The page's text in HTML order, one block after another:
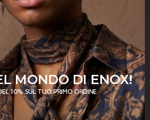
oversize
questa creazione dal
e importante.
Squadrato
Degradè
10% SUL TUO PRIMO ORDINE
MONDO DI ENOX!